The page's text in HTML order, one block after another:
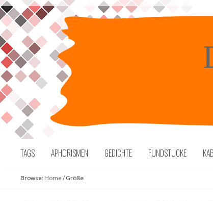
Skip
to
content
TAGS APHORISMEN GEDICHTE FUNDSTÜCKE
Browse: Home/Größe